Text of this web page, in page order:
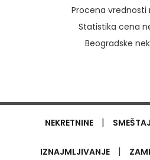
Procena vrednosti
Statistika cena
Beogradske
NEKRETNINE | SMEŠTAJ
IZNAJMLJIVANJE |